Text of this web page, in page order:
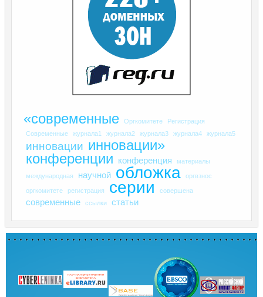
«современные Оргкомитете
Регистрация
Современные
журнала1 журнала2 журнала3 журнала4 журнала5
инновации инновации»
конференции
конференция материалы
международная научной обложка оргвзнос
оргкомитете регистрация серии совершена
современные ссылки статьи